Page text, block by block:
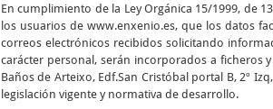
En cumplimiento de la Ley Orgánica 15/1999, de
los usuarios de www.enxenio.es, que los datos
correos electrónicos recibidos solicitando
carácter personal, serán incorporados a ficheros
Baños de Arteixo, Edf.San Cristóbal portal B, 2º
legislación vigente y normativa de desarrollo.